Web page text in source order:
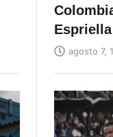
Espriella
agosto 7,